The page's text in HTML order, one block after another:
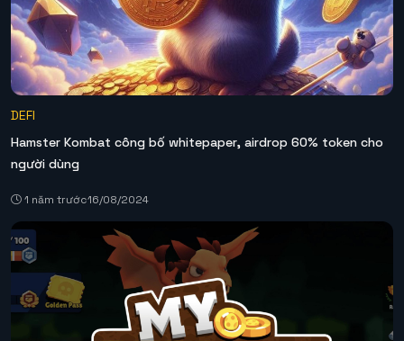
DEFI
Hamster Kombat công bố whitepaper, airdrop 60% token cho
người dùng
1 năm trước16/08/2024